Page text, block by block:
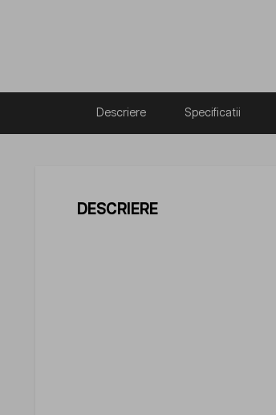
Descriere Specificatii
DESCRIERE